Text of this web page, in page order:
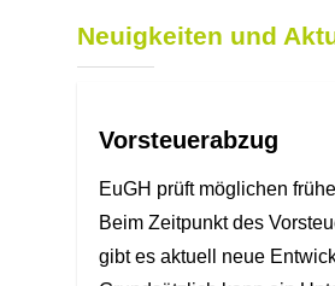
Neuigkeiten und
Vorsteuerabzug
EuGH prüft möglichen
Beim Zeitpunkt des
gibt es aktuell neue